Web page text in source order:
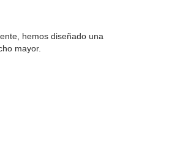
hemos diseñado una
mayor.